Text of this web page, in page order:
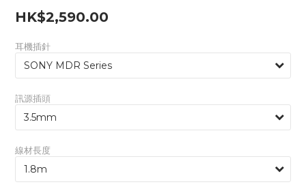
HK$2,590.00
耳機插針
訊源插頭
線材長度